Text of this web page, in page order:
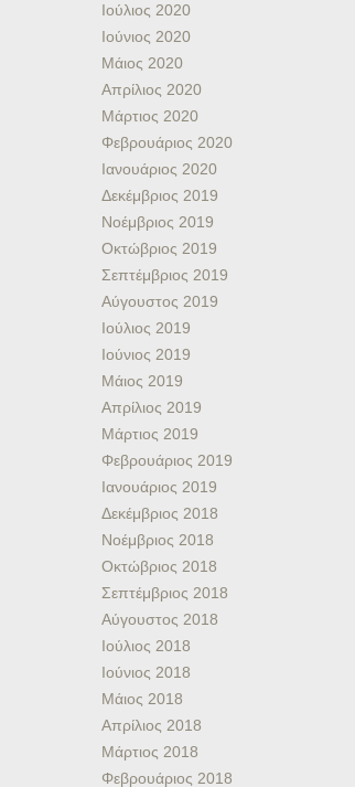
Ιούλιος 2020
Ιούνιος 2020
Μάιος 2020
Απρίλιος 2020
Μάρτιος 2020
Φεβρουάριος 2020
Ιανουάριος 2020
Δεκέμβριος 2019
Νοέμβριος 2019
Οκτώβριος 2019
Σεπτέμβριος 2019
Αύγουστος 2019
Ιούλιος 2019
Ιούνιος 2019
Μάιος 2019
Απρίλιος 2019
Μάρτιος 2019
Φεβρουάριος 2019
Ιανουάριος 2019
Δεκέμβριος 2018
Νοέμβριος 2018
Οκτώβριος 2018
Σεπτέμβριος 2018
Αύγουστος 2018
Ιούλιος 2018
Ιούνιος 2018
Μάιος 2018
Απρίλιος 2018
Μάρτιος 2018
Φεβρουάριος 2018